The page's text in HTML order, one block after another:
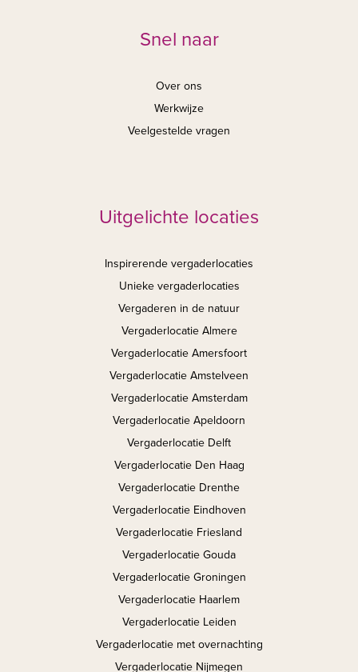
Snel naar
Over ons
Werkwijze
Veelgestelde vragen
Uitgelichte locaties
Inspirerende vergaderlocaties
Unieke vergaderlocaties
Vergaderen in de natuur
Vergaderlocatie Almere
Vergaderlocatie Amersfoort
Vergaderlocatie Amstelveen
Vergaderlocatie Amsterdam
Vergaderlocatie Apeldoorn
Vergaderlocatie Delft
Vergaderlocatie Den Haag
Vergaderlocatie Drenthe
Vergaderlocatie Eindhoven
Vergaderlocatie Friesland
Vergaderlocatie Gouda
Vergaderlocatie Groningen
Vergaderlocatie Haarlem
Vergaderlocatie Leiden
Vergaderlocatie met overnachting
Vergaderlocatie Nijmegen